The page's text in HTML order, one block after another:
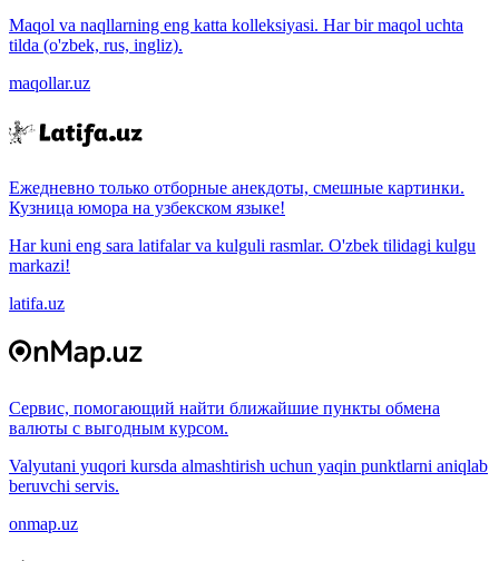
Maqol va naqllarning eng katta kolleksiyasi. Har bir maqol uchta
tilda (o'zbek, rus, ingliz).
maqollar.uz
Ежедневно только отборные анекдоты, смешные картинки.
Кузница юмора на узбекском языке!
Har kuni eng sara latifalar va kulguli rasmlar. O'zbek tilidagi kulgu
markazi!
latifa.uz
Сервис, помогающий найти ближайшие пункты обмена
валюты с выгодным курсом.
Valyutani yuqori kursda almashtirish uchun yaqin punktlarni aniqlab
beruvchi servis.
onmap.uz